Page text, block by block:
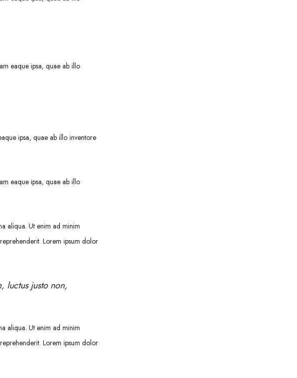
eaque ipsa, quae ab illo
ipsa, quae ab illo inventore
eaque ipsa, quae ab illo
aliqua. Ut enim ad minim
Lorem ipsum dolor
luctus justo non,
aliqua. Ut enim ad minim
Lorem ipsum dolor